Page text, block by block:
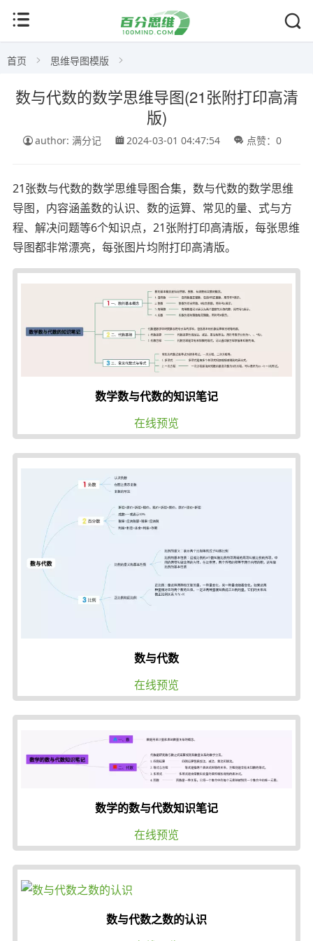
首页 思维导图模版
数与代数的数学思维导图(21张附打印高清
版)
author: 满分记 2024-03-01 04:47:54 点赞：0
21张数与代数的数学思维导图合集，数与代数的数学思维
导图，内容涵盖数的认识、数的运算、常见的量、式与方
程、解决问题等6个知识点，21张附打印高清版，每张思维
导图都非常漂亮，每张图片均附打印高清版。
数学数与代数的知识笔记
在线预览
数与代数
在线预览
数学的数与代数知识笔记
在线预览
数与代数之数的认识